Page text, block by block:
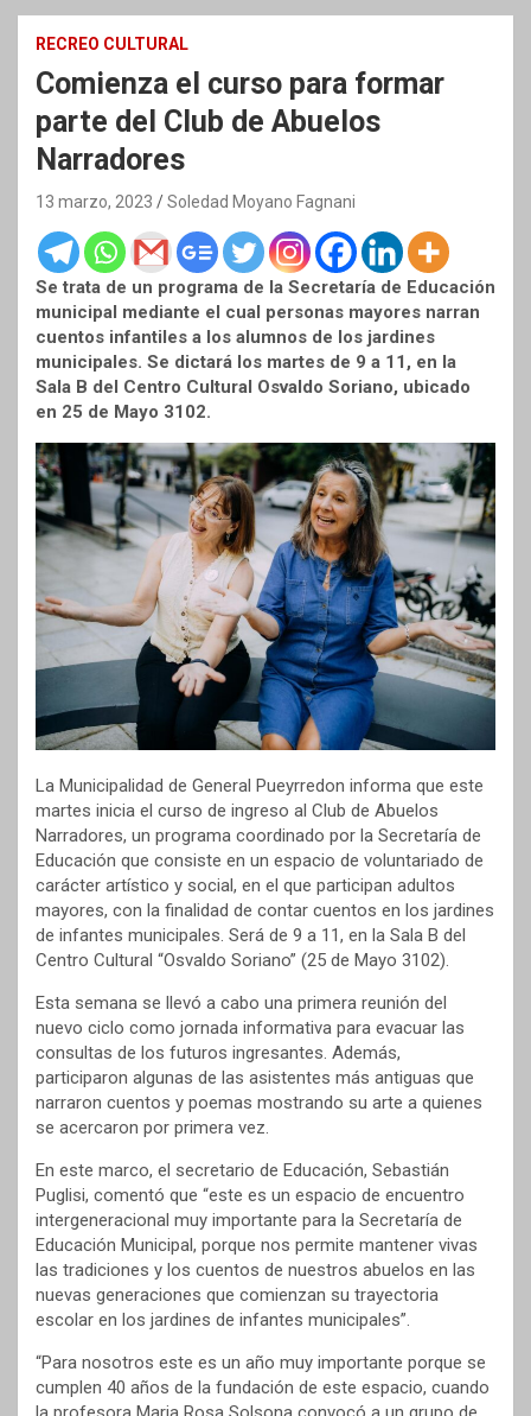
RECREO CULTURAL
Comienza el curso para formar
parte del Club de Abuelos
Narradores
13 marzo, 2023 Soledad Moyano Fagnani
Se trata de un programa de la Secretaría de Educación
municipal mediante el cual personas mayores narran
cuentos infantiles a los alumnos de los jardines
municipales. Se dictará los martes de 9 a 11, en la
Sala B del Centro Cultural Osvaldo Soriano, ubicado
en 25 de Mayo 3102.
La Municipalidad de General Pueyrredon informa que este
martes inicia el curso de ingreso al Club de Abuelos
Narradores, un programa coordinado por la Secretaría de
Educación que consiste en un espacio de voluntariado de
carácter artístico y social, en el que participan adultos
mayores, con la finalidad de contar cuentos en los jardines
de infantes municipales. Será de 9 a 11, en la Sala B del
Centro Cultural “Osvaldo Soriano” (25 de Mayo 3102).
Esta semana se llevó a cabo una primera reunión del
nuevo ciclo como jornada informativa para evacuar las
consultas de los futuros ingresantes. Además,
participaron algunas de las asistentes más antiguas que
narraron cuentos y poemas mostrando su arte a quienes
se acercaron por primera vez.
En este marco, el secretario de Educación, Sebastián
Puglisi, comentó que “este es un espacio de encuentro
intergeneracional muy importante para la Secretaría de
Educación Municipal, porque nos permite mantener vivas
las tradiciones y los cuentos de nuestros abuelos en las
nuevas generaciones que comienzan su trayectoria
escolar en los jardines de infantes municipales”.
“Para nosotros este es un año muy importante porque se
cumplen 40 años de la fundación de este espacio, cuando